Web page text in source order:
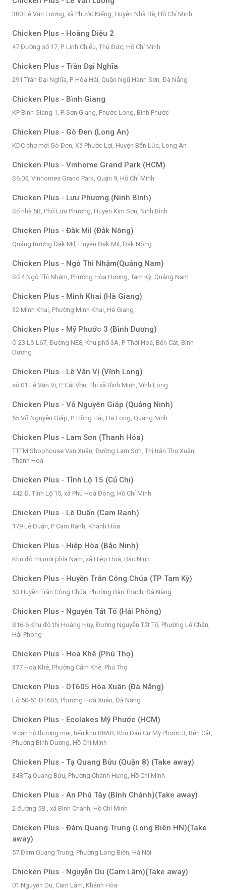
380 Lê Văn Lương, xã Phước Kiểng, Huyện Nhà Bè, Hồ Chí Minh
Chicken Plus - Hoàng Diệu 2
47 Đường số 17, P. Linh Chiểu, Thủ Đức, Hồ Chí Minh
Chicken Plus - Trần Đại Nghĩa
291 Trần Đại Nghĩa, P. Hòa Hải, Quận Ngũ Hành Sơn, Đà Nẵng
Chicken Plus - Bình Giang
KP Bình Giang 1, P. Sơn Giang, Phước Long, Bình Phước
Chicken Plus - Gò Đen (Long An)
KDC chợ mới Gò Đen, Xã Phước Lợi, Huyện Bến Lức, Long An
Chicken Plus - Vinhome Grand Park (HCM)
S6.05, Vinhomes Grand Park, Quận 9, Hồ Chí Minh
Chicken Plus - Lưu Phương (Ninh Bình)
Số nhà 5B, Phố Lưu Phương, Huyện Kim Sơn, Ninh Bình
Chicken Plus - Đăk Mil (Đắk Nông)
Quảng trường Đắk Mil, Huyện Đắk Mil, Đắk Nông
Chicken Plus - Ngô Thì Nhậm(Quảng Nam)
Số 4 Ngô Thì Nhậm, Phường Hòa Hương, Tam Kỳ, Quảng Nam
Chicken Plus - Minh Khai (Hà Giang)
32 Minh Khai, Phường Minh Khai, Hà Giang
Chicken Plus - Mỹ Phước 3 (Bình Dương)
Ô 23 Lô L67, Đường NE8, Khu phố 3A, P. Thới Hoà, Bến Cát, Bình
Dương
Chicken Plus - Lê Văn Vị (Vĩnh Long)
số 01 Lê Văn Vị, P. Cái Vồn, Thị xã Bình Minh, Vĩnh Long
Chicken Plus - Võ Nguyên Giáp (Quảng Ninh)
55 Võ Nguyên Giáp, P. Hồng Hải, Hạ Long, Quảng Ninh
Chicken Plus - Lam Sơn (Thanh Hóa)
TTTM Shophouse Vạn Xuân, Đường Lam Sơn, Thị trấn Thọ Xuân,
Thanh Hoá
Chicken Plus - Tỉnh Lộ 15 (Củ Chi)
442 Đ. Tỉnh Lộ 15, xã Phú Hoà Đông, Hồ Chí Minh
Chicken Plus - Lê Duẩn (Cam Ranh)
179 Lê Duẩn, P Cam Ranh, Khánh Hòa
Chicken Plus - Hiệp Hòa (Bắc Ninh)
Khu đô thị mới phía Nam, xã Hiệp Hoà, Bắc Ninh
Chicken Plus - Huyền Trân Công Chúa (TP Tam Kỳ)
53 Huyền Trân Công Chúa, Phường Bàn Thạch, Đà Nẵng
Chicken Plus - Nguyễn Tất Tố (Hải Phòng)
B16-6 Khu đô thị Hoàng Huy, Đường Nguyễn Tất Tố, Phường Lê Chân,
Hải Phòng
Chicken Plus - Hoa Khê (Phú Thọ)
377 Hoa Khê, Phường Cẩm Khê, Phú Thọ
Chicken Plus - DT605 Hòa Xuân (Đà Nẵng)
Lô 50-51 DT605, Phường Hoà Xuân, Đà Nẵng
Chicken Plus - Ecolakes Mỹ Phước (HCM)
9 căn hộ thương mại, tiểu khu R8AB, Khu Dân Cư Mỹ Phước 3, Bến Cát,
Phường Bình Dương, Hồ Chí Minh
Chicken Plus - Tạ Quang Bửu (Quận 8) (Take away)
348 Tạ Quang Bửu, Phường Chánh Hưng, Hồ Chí Minh
Chicken Plus - An Phú Tây (Bình Chánh)(Take away)
2 đường 5B , xã Bình Chánh, Hồ Chí Minh
Chicken Plus - Đàm Quang Trung (Long Biên HN)(Take
away)
57 Đàm Quang Trung, Phường Long Biên, Hà Nội
Chicken Plus - Nguyễn Du (Cam Lâm)(Take away)
01 Nguyễn Du, Cam Lâm, Khánh Hòa